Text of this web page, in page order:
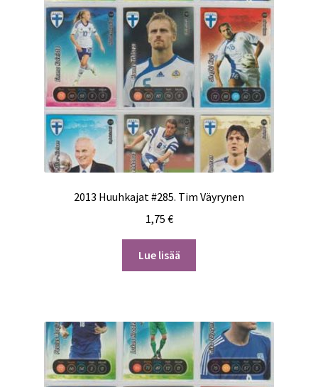
2013 Huuhkajat #285. Tim Väyrynen
1,75 €
Lue lisää